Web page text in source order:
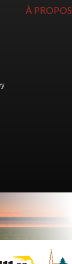
À PROPOS